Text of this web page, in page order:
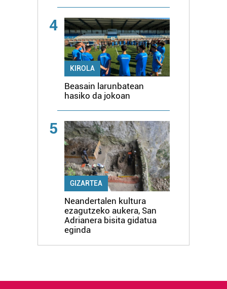
4
KIROLA
Beasain larunbatean
hasiko da jokoan
5
GIZARTEA
Neandertalen kultura
ezagutzeko aukera, San
Adrianera bisita gidatua
eginda